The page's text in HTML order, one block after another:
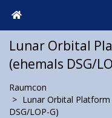
Lunar Orbital
(ehemals DSG/
Raumcon
Lunar Orbital
DSG/LOP-G)